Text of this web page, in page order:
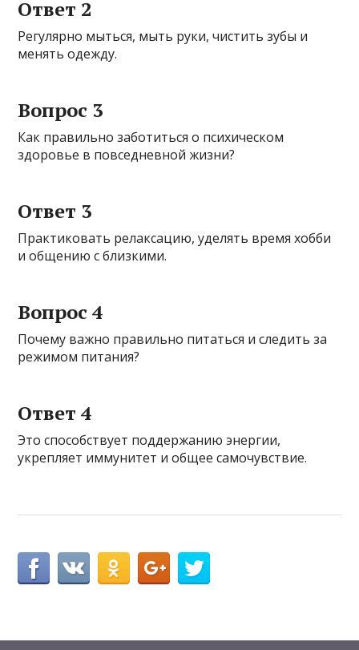
Ответ 2
Регулярно мыться, мыть руки, чистить зубы и
менять одежду.
Вопрос 3
Как правильно заботиться о психическом
здоровье в повседневной жизни?
Ответ 3
Практиковать релаксацию, уделять время хобби
и общению с близкими.
Вопрос 4
Почему важно правильно питаться и следить за
режимом питания?
Ответ 4
Это способствует поддержанию энергии,
укрепляет иммунитет и общее самочувствие.